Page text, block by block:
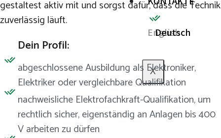
English
Deutsch
X
gestaltest aktiv mit und sorgst dafür, dass die Technik
zuverlässig läuft.
Dein Profil:
abgeschlossene Ausbildung als Elektroniker,
Elektriker oder vergleichbare Qualifikation
nachweisliche Elektrofachkraft-Qualifikation, um
rechtlich sicher, eigenständig an Anlagen bis 400
V arbeiten zu dürfen